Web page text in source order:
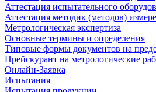
Аттестация испытательного
Аттестация методик (методов)
Метрологическая экспертиза
Основные термины и определения
Типовые формы документов на
Прейскурант на метрологические
Онлайн-Заявка
Испытания